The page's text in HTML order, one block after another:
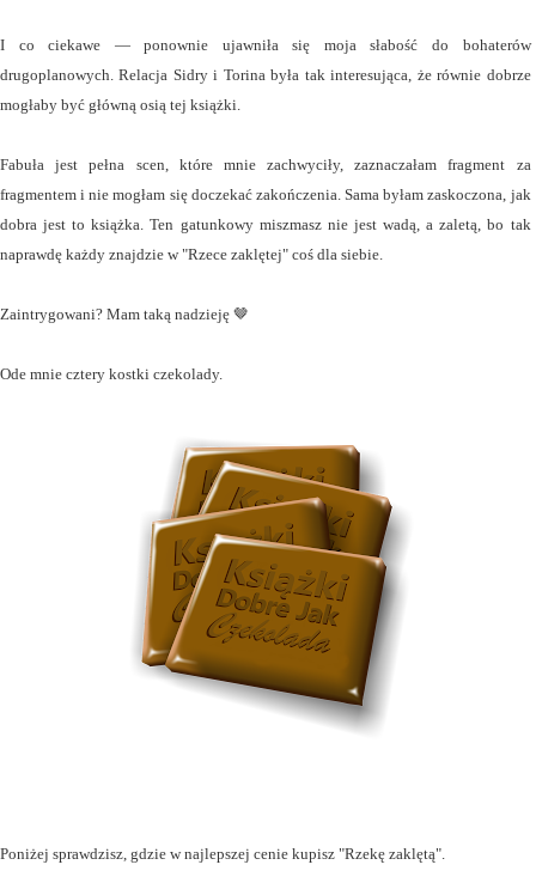
I co ciekawe — ponownie ujawniła się moja słabość do bohaterów
drugoplanowych. Relacja Sidry i Torina była tak interesująca, że równie dobrze
mogłaby być główną osią tej książki.
Fabuła jest pełna scen, które mnie zachwyciły, zaznaczałam fragment za
fragmentem i nie mogłam się doczekać zakończenia. Sama byłam zaskoczona, jak
dobra jest to książka. Ten gatunkowy miszmasz nie jest wadą, a zaletą, bo tak
naprawdę każdy znajdzie w "Rzece zaklętej" coś dla siebie.
Zaintrygowani? Mam taką nadzieję 🤎
Ode mnie cztery kostki czekolady.
Poniżej sprawdzisz, gdzie w najlepszej cenie kupisz "Rzekę zaklętą".